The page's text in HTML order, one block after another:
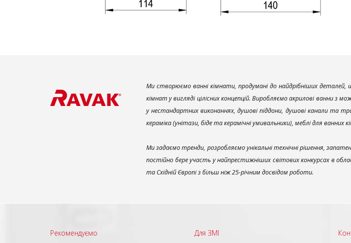
Ми створюємо ванні кімнати, продумані до найдрібніших
кімнат у вигляді цілісних концепцій. Виробляємо акрилові ванни
у нестандартних виконаннях, душові піддони, душові канали та
кераміка (унітази, біде та керамічні умивальники), меблі для
Ми задаємо тренди, розробляємо унікальні технічні рішення,
постійно бере участь у найпрестижніших світових конкурсах в
та Східній Європі з більш ніж 25-річним досвідом роботи.
Рекомендуємо Для ЗМІ